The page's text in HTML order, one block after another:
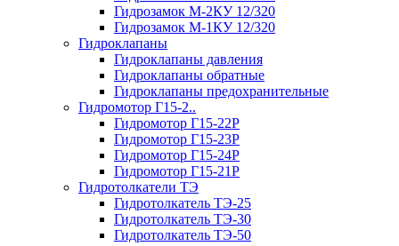
Гидрозамок М-2КУ 12/320
Гидрозамок М-1КУ 12/320
Гидроклапаны
Гидроклапаны давления
Гидроклапаны обратные
Гидроклапаны предохранительные
Гидромотор Г15-2..
Гидромотор Г15-22Р
Гидромотор Г15-23Р
Гидромотор Г15-24Р
Гидромотор Г15-21Р
Гидротолкатели ТЭ
Гидротолкатель ТЭ-25
Гидротолкатель ТЭ-30
Гидротолкатель ТЭ-50